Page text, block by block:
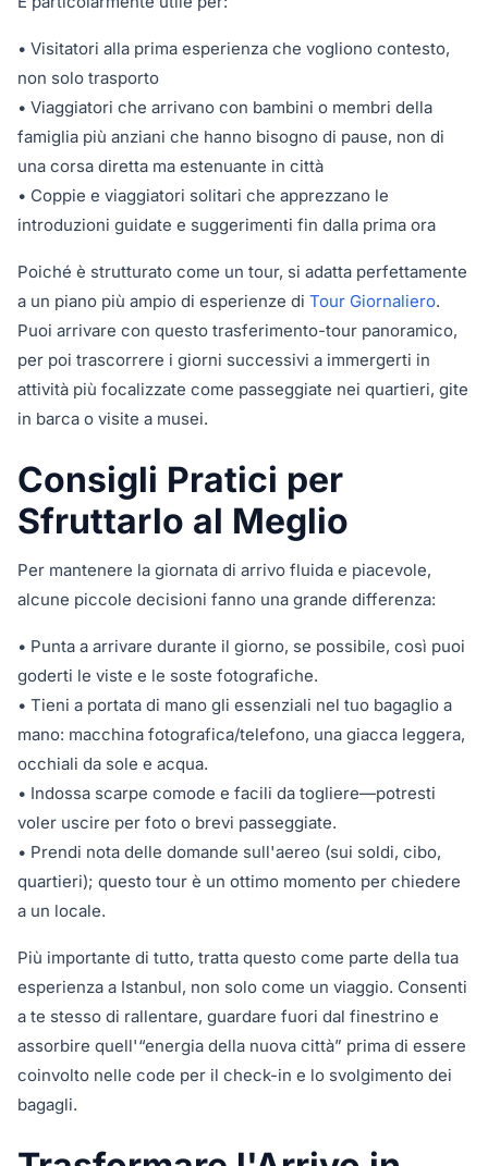
• Visitatori alla prima esperienza che vogliono contesto,
non solo trasporto
• Viaggiatori che arrivano con bambini o membri della
famiglia più anziani che hanno bisogno di pause, non di
una corsa diretta ma estenuante in città
• Coppie e viaggiatori solitari che apprezzano le
introduzioni guidate e suggerimenti fin dalla prima ora
Poiché è strutturato come un tour, si adatta perfettamente
a un piano più ampio di esperienze di Tour Giornaliero.
Puoi arrivare con questo trasferimento-tour panoramico,
per poi trascorrere i giorni successivi a immergerti in
attività più focalizzate come passeggiate nei quartieri, gite
in barca o visite a musei.
Consigli Pratici per
Sfruttarlo al Meglio
Per mantenere la giornata di arrivo fluida e piacevole,
alcune piccole decisioni fanno una grande differenza:
• Punta a arrivare durante il giorno, se possibile, così puoi
goderti le viste e le soste fotografiche.
• Tieni a portata di mano gli essenziali nel tuo bagaglio a
mano: macchina fotografica/telefono, una giacca leggera,
occhiali da sole e acqua.
• Indossa scarpe comode e facili da togliere—potresti
voler uscire per foto o brevi passeggiate.
• Prendi nota delle domande sull'aereo (sui soldi, cibo,
quartieri); questo tour è un ottimo momento per chiedere
a un locale.
Più importante di tutto, tratta questo come parte della tua
esperienza a Istanbul, non solo come un viaggio. Consenti
a te stesso di rallentare, guardare fuori dal finestrino e
assorbire quell'“energia della nuova città” prima di essere
coinvolto nelle code per il check-in e lo svolgimento dei
bagagli.